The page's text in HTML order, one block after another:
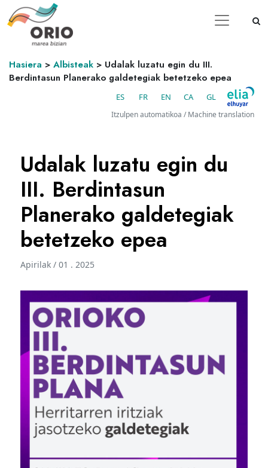
Hasiera > Albisteak > Udalak luzatu egin du III.
Berdintasun Planerako galdetegiak betetzeko epea
ES FR EN CA GL
Itzulpen automatikoa / Machine translation
Udalak luzatu egin du
III. Berdintasun
Planerako galdetegiak
betetzeko epea
Apirilak / 01 . 2025